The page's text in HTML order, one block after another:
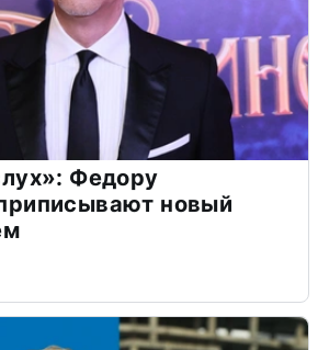
Федору
новый